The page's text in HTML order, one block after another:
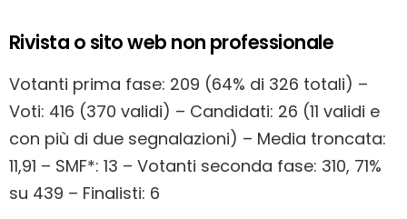
Rivista o sito web non professionale
Votanti prima fase: 209 (64% di 326 totali) –
Voti: 416 (370 validi) – Candidati: 26 (11 validi e
con più di due segnalazioni) – Media troncata:
11,91 – SMF*: 13 – Votanti seconda fase: 310, 71%
su 439 – Finalisti: 6